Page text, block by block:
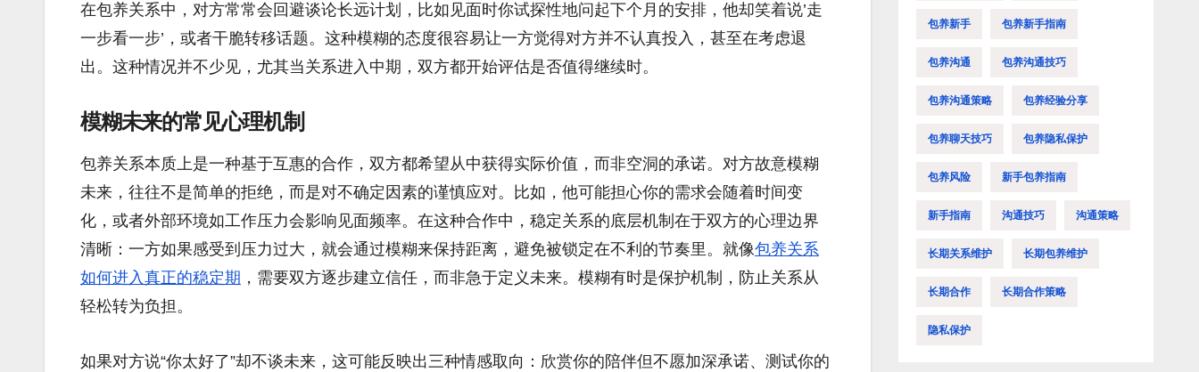
在包养关系中，对方常常会回避谈论长远计划，比如见面时你试探性地问起下个月的安排，他却笑着说’走
一步看一步’，或者干脆转移话题。这种模糊的态度很容易让一方觉得对方并不认真投入，甚至在考虑退
出。这种情况并不少见，尤其当关系进入中期，双方都开始评估是否值得继续时。
模糊未来的常见心理机制
包养关系本质上是一种基于互惠的合作，双方都希望从中获得实际价值，而非空洞的承诺。对方故意模糊
未来，往往不是简单的拒绝，而是对不确定因素的谨慎应对。比如，他可能担心你的需求会随着时间变
化，或者外部环境如工作压力会影响见面频率。在这种合作中，稳定关系的底层机制在于双方的心理边界
清晰：一方如果感受到压力过大，就会通过模糊来保持距离，避免被锁定在不利的节奏里。就像包养关系
如何进入真正的稳定期 ，需要双方逐步建立信任，而非急于定义未来。模糊有时是保护机制，防止关系从
轻松转为负担。
如果对方说“你太好了”却不谈未来，这可能反映出三种情感取向：欣赏你的陪伴但不愿加深承诺、测试你的
包养新手 包养新手指南
包养沟通 包养沟通技巧
包养沟通策略 包养经验分享
包养聊天技巧 包养隐私保护
包养风险 新手包养指南
新手指南 沟通技巧 沟通策略
长期关系维护 长期包养维护
长期合作 长期合作策略
隐私保护